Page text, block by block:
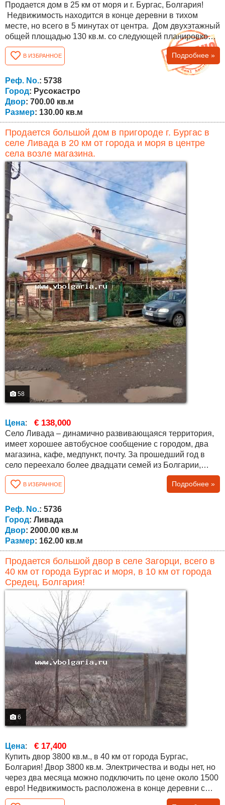
Продается дом в 25 км от моря и г. Бургас, Болгария!
Недвижимость находится в конце деревни в тихом
месте, но всего в 5 минутах от центра. Дом двухэтажный
общей площадью 130 кв.м. со следующей планировкой:
первый этаж: коридор, ванная комната с туалетом и три
комнаты. По внешней лестнице поднимаемся на второй
этаж, где расположение такое же. Площадь двора 700
кв.м., имеется навес, хозяйственные постройки, колодец
и второй...
В ИЗБРАННОЕ Подробнее »
Реф. No.: 5738
Город: Русокастро
Двор: 700.00 кв.м
Размер: 130.00 кв.м
Продается большой дом в пригороде г. Бургас в
селе Ливада в 20 км от города и моря в центре
села возле магазина.
58
Цена: € 138,000
Село Ливада – динамично развивающаяся территория,
имеет хорошее автобусное сообщение с городом, два
магазина, кафе, медпункт, почту. За прошедший год в
село переехало более двадцати семей из Болгарии,
Германии, Великобритании, Бельгии, Израиля и других
русскоязычных стран. По селу протекает река,
экологически чистый район, зеленая зона пригорода
Бургас. Дом расположен на участке площадью 2000 кв.
метров, причем участок...
В ИЗБРАННОЕ Подробнее »
Реф. No.: 5736
Город: Ливада
Двор: 2000.00 кв.м
Размер: 162.00 кв.м
Продается большой двор в селе Загорци, всего в
40 км от города Бургас и моря, в 10 км от города
Средец, Болгария!
6
Цена: € 17,400
Купить двор 3800 кв.м., в 40 км от города Бургас,
Болгария! Двор 3800 кв.м. Электричества и воды нет, но
через два месяца можно подключить по цене около 1500
евро! Недвижимость расположена в конце деревни с
прекрасным видом на поля, близлежащие холмы и лес!